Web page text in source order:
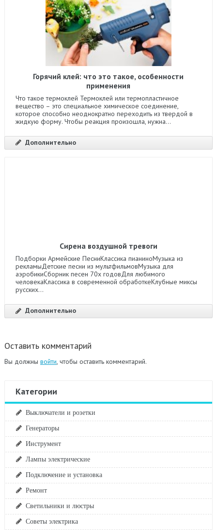
Горячий клей: что это такое, особенности
применения
Что такое термоклей Термоклей или термопластичное
вещество – это специальное химическое соединение,
которое способно неоднократно переходить из твердой в
жидкую форму. Чтобы реакция произошла, нужна...
Дополнительно
Сирена воздушной тревоги
Подборки Армейские ПесниКлассика пианиноМузыка из
рекламыДетские песни из мультфильмовМузыка для
аэробикиСборник песен 70х годовДля любимого
человекаКлассика в современной обработкеКлубные миксы
русских...
Дополнительно
Оставить комментарий
Вы должны войти , чтобы оставить комментарий.
Категории
Выключатели и розетки
Генераторы
Инструмент
Лампы электрические
Подключение и установка
Ремонт
Светильники и люстры
Советы электрика